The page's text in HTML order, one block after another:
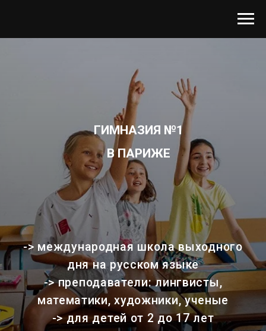
-> международная школа выходного
дня на русском языке
-> преподаватели: лингвисты,
математики, художники, ученые
-> для детей от 2 до 17 лет
РЕГИСТРАЦИЯ НА БЕСПЛАТНЫЙ ПРОБНЫЙ ДЕНЬ
ГИМНАЗИЯ №1
В ПАРИЖЕ